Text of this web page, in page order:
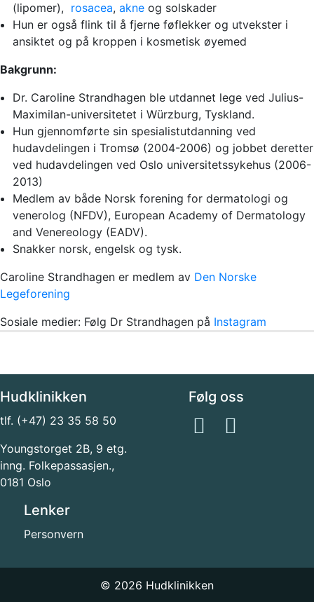
(lipomer), rosacea, akne og solskader
Hun er også flink til å fjerne føflekker og utvekster i
ansiktet og på kroppen i kosmetisk øyemed
Bakgrunn:
Dr. Caroline Strandhagen ble utdannet lege ved Julius-
Maximilan-universitetet i Würzburg, Tyskland.
Hun gjennomførte sin spesialistutdanning ved
hudavdelingen i Tromsø (2004-2006) og jobbet deretter
ved hudavdelingen ved Oslo universitetssykehus (2006-
2013)
Medlem av både Norsk forening for dermatologi og
venerolog (NFDV), European Academy of Dermatology
and Venereology (EADV).
Snakker norsk, engelsk og tysk.
Caroline Strandhagen er medlem av Den Norske
Legeforening
Sosiale medier: Følg Dr Strandhagen på Instagram
Hudklinikken
tlf. (+47) 23 35 58 50
Youngstorget 2B, 9 etg.
inng. Folkepassasjen.,
0181 Oslo
Følg oss
Lenker
Personvern
© 2026 Hudklinikken